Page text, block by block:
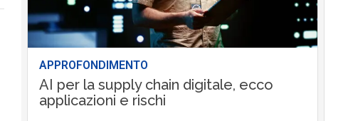
APPROFONDIMENTO
AI per la supply chain digitale, ecco
applicazioni e rischi